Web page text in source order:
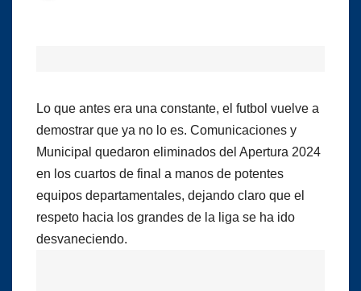
Lo que antes era una constante, el futbol vuelve a
demostrar que ya no lo es. Comunicaciones y
Municipal quedaron eliminados del Apertura 2024
en los cuartos de final a manos de potentes
equipos departamentales, dejando claro que el
respeto hacia los grandes de la liga se ha ido
desvaneciendo.